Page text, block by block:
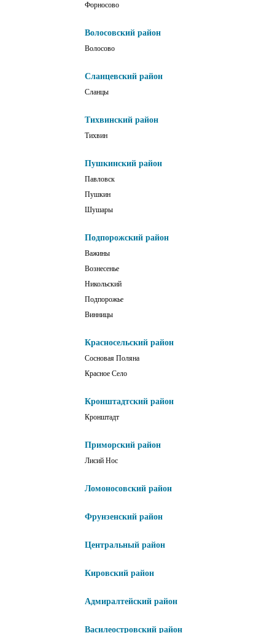
Форносово
Волосовский район
Волосово
Сланцевский район
Сланцы
Тихвинский район
Тихвин
Пушкинский район
Павловск
Пушкин
Шушары
Подпорожский район
Важины
Вознесенье
Никольский
Подпорожье
Винницы
Красносельский район
Сосновая Поляна
Красное Село
Кронштадтский район
Кронштадт
Приморский район
Лисий Нос
Ломоносовский район
Фрунзенский район
Центральный район
Кировский район
Адмиралтейский район
Василеостровский район